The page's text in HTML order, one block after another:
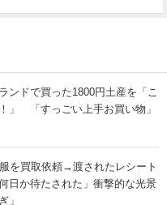
ンドで買った1800円土産を「こ
」 「すっごい上手お買い物」
を買取依頼→渡されたレシート
か待たされた」衝撃的な光景
」